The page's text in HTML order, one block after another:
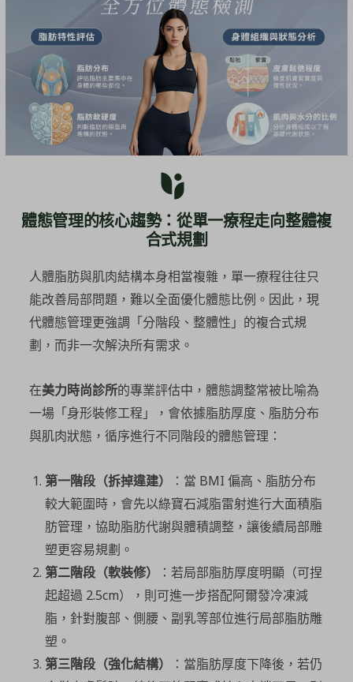
體態管理的核心趨勢：從單一療程走向整體複
合式規劃
人體脂肪與肌肉結構本身相當複雜，單一療程往往只
能改善局部問題，難以全面優化體態比例。因此，現
代體態管理更強調「分階段、整體性」的複合式規
劃，而非一次解決所有需求。
在美力時尚診所的專業評估中，體態調整常被比喻為
一場「身形裝修工程」，會依據脂肪厚度、脂肪分布
與肌肉狀態，循序進行不同階段的體態管理：
第一階段（拆掉違建）
：當 BMI 偏高、脂肪分布
較大範圍時，會先以綠寶石減脂雷射進行大面積脂
肪管理，協助脂肪代謝與體積調整，讓後續局部雕
塑更容易規劃。
第二階段（軟裝修）
：若局部脂肪厚度明顯（可捏
起超過 2.5cm），則可進一步搭配阿爾發冷凍減
脂，針對腹部、側腰、副乳等部位進行局部脂肪雕
塑。
第三階段（強化結構）
：當脂肪厚度下降後，若仍